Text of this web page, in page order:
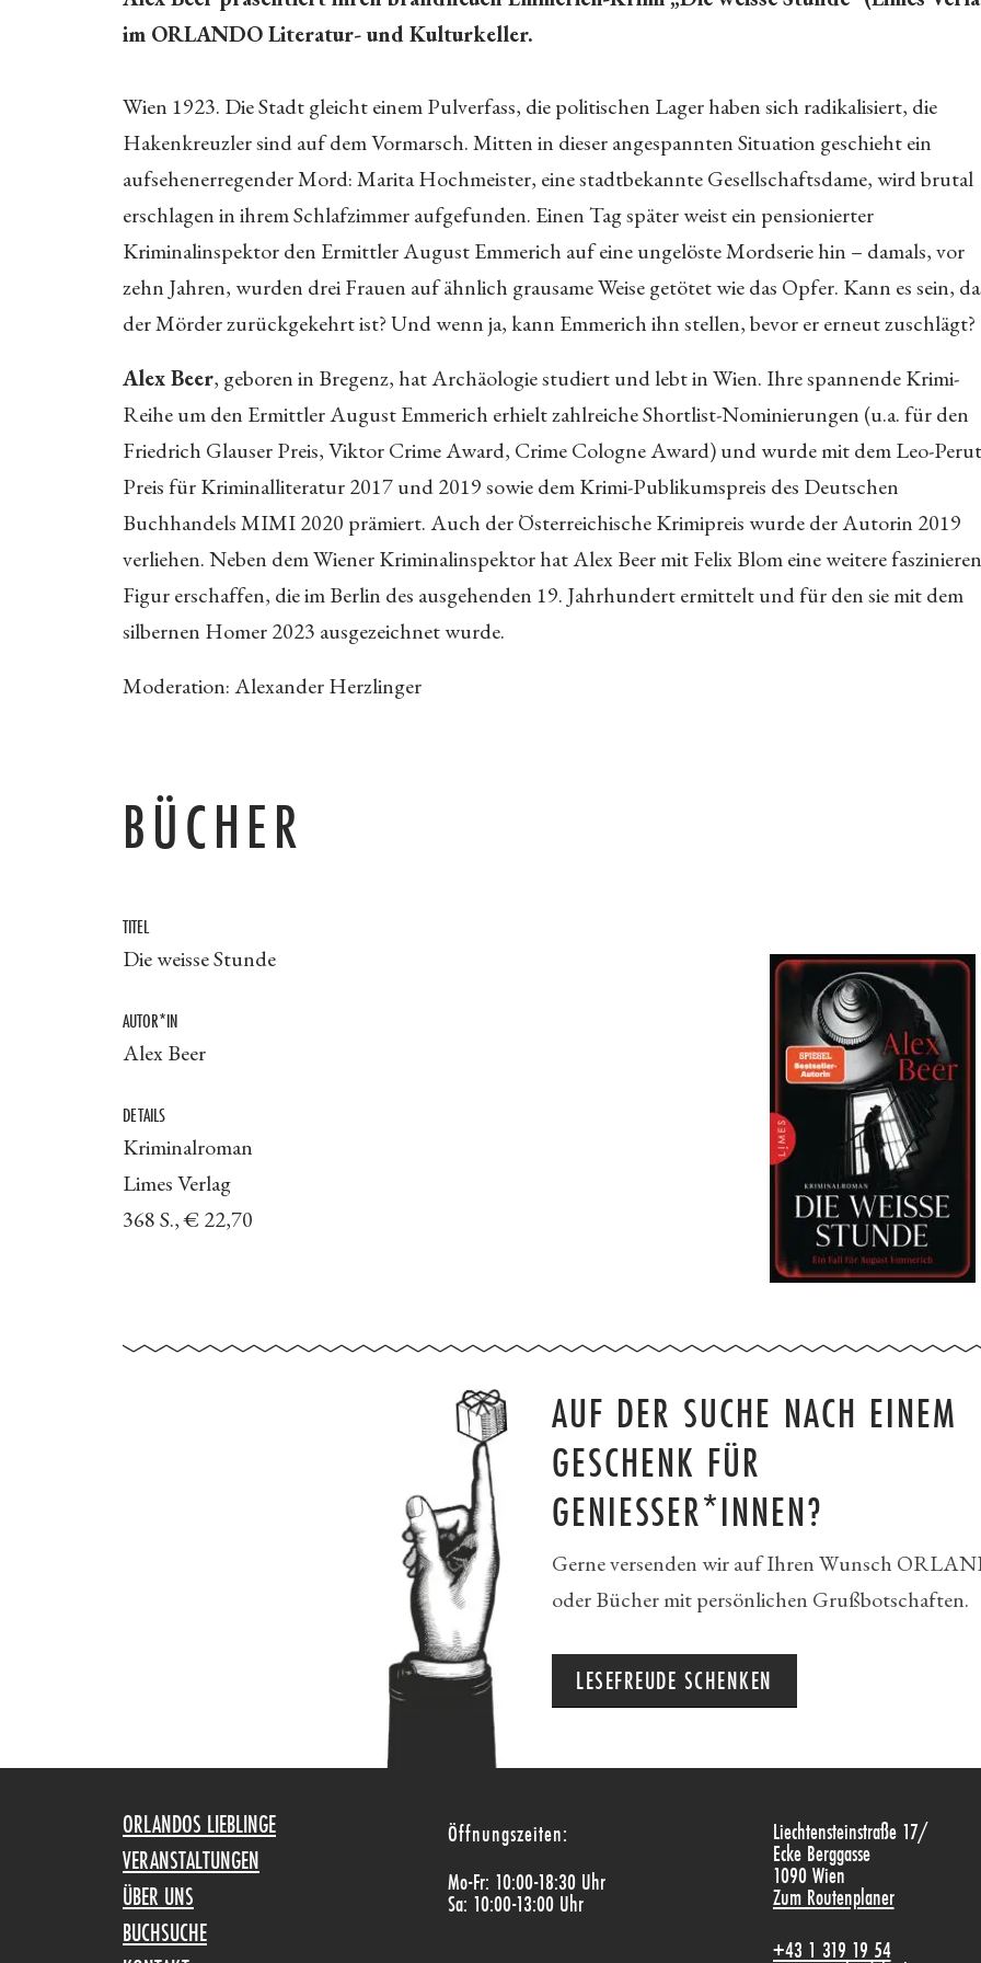
im ORLANDO Literatur- und Kulturkeller.
Wien 1923. Die Stadt gleicht einem Pulverfass, die politischen Lager haben sich radikalisiert, die
Hakenkreuzler sind auf dem Vormarsch. Mitten in dieser angespannten Situation geschieht ein
aufsehenerregender Mord: Marita Hochmeister, eine stadtbekannte Gesellschaftsdame, wird brutal
erschlagen in ihrem Schlafzimmer aufgefunden. Einen Tag später weist ein pensionierter
Kriminalinspektor den Ermittler August Emmerich auf eine ungelöste Mordserie hin – damals, vor
zehn Jahren, wurden drei Frauen auf ähnlich grausame Weise getötet wie das Opfer. Kann es sein,
der Mörder zurückgekehrt ist? Und wenn ja, kann Emmerich ihn stellen, bevor er erneut zuschlägt?
Alex Beer, geboren in Bregenz, hat Archäologie studiert und lebt in Wien. Ihre spannende Krimi-
Reihe um den Ermittler August Emmerich erhielt zahlreiche Shortlist-Nominierungen (u.a. für den
Friedrich Glauser Preis, Viktor Crime Award, Crime Cologne Award) und wurde mit dem Leo-
Preis für Kriminalliteratur 2017 und 2019 sowie dem Krimi-Publikumspreis des Deutschen
Buchhandels MIMI 2020 prämiert. Auch der Österreichische Krimipreis wurde der Autorin 2019
verliehen. Neben dem Wiener Kriminalinspektor hat Alex Beer mit Felix Blom eine weitere
Figur erschaffen, die im Berlin des ausgehenden 19. Jahrhundert ermittelt und für den sie mit dem
silbernen Homer 2023 ausgezeichnet wurde.
Moderation: Alexander Herzlinger
BÜCHER
TITEL
Die weisse Stunde
AUTOR*IN
Alex Beer
DETAILS
Kriminalroman
Limes Verlag
368 S., € 22,70
AUF DER SUCHE NACH EINEM
GESCHENK FÜR
GENIESSER*INNEN?
Gerne versenden wir auf Ihren Wunsch
oder Bücher mit persönlichen Grußbotschaften.
LESEFREUDE SCHENKEN
ORLANDOS LIEBLINGE
VERANSTALTUNGEN
ÜBER UNS
BUCHSUCHE
Öffnungszeiten:
Mo-Fr: 10:00-18:30 Uhr
Sa: 10:00-13:00 Uhr
Liechtensteinstraße 17/
Ecke Berggasse
1090 Wien
Zum Routenplaner
+43 1 319 19 54